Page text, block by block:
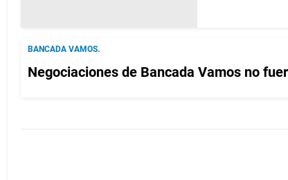
BANCADA VAMOS.
Negociaciones de Bancada Vamos no